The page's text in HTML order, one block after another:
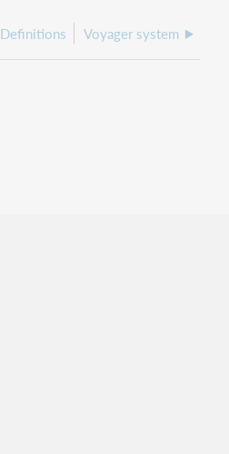
Definitions Voyager system